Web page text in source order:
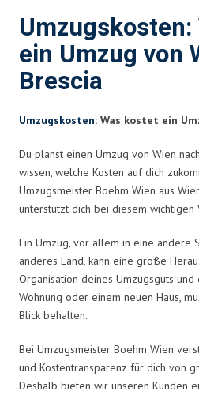
ein Umzug von
Brescia
Umzugskosten: Was kostet ein
Du planst einen Umzug von Wien
wissen, welche Kosten auf dich
Umzugsmeister Boehm Wien aus
unterstützt dich bei diesem wichtigen
Ein Umzug, vor allem in eine andere
anderes Land, kann eine große
Organisation deines Umzugsguts
Wohnung oder einem neuen Haus,
Blick behalten.
Bei Umzugsmeister Boehm Wien
und Kostentransparenz für dich von
Deshalb bieten wir unseren Kunden